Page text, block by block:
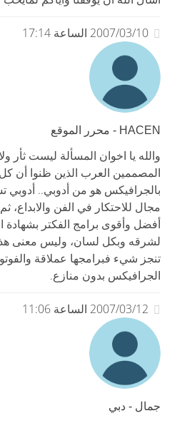
2007/03/10 الساعة 17:14
HACEN - محرر الموقع
والله يا اخوان المسألة ليست ثأر
المصممين العرب الذين ظنوا أن
بالجرافيكس هو من أدوبي.. أدوبي
مجال للاحتكار في الفن والابداع،
أفضل وأقوى برامج الفكتر بشهادة
لشرقه وبكل لسان، وليس معنى
تنجز شيء فبرامجها عملاقة
الجرافيكس بدون منازع.
2007/03/12 الساعة 11:06
جمال - دبي